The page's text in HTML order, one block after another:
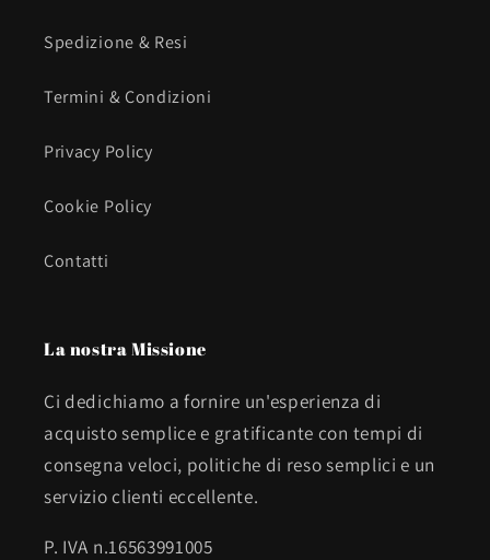
Spedizione & Resi
Termini & Condizioni
Privacy Policy
Cookie Policy
Contatti
La nostra Missione
Ci dedichiamo a fornire un'esperienza di
acquisto semplice e gratificante con tempi di
consegna veloci, politiche di reso semplici e un
servizio clienti eccellente.
P. IVA n.16563991005